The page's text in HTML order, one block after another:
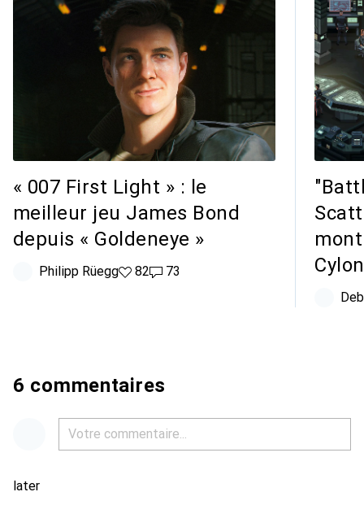
« 007 First Light » : le
meilleur jeu James Bond
depuis « Goldeneye »
Philipp Rüegg82 likes
8273 commentaires
73
6 commentaires
later